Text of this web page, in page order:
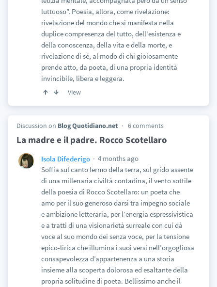
luttuoso”. Poesia, allora, come rivelazione:
rivelazione del mondo che si manifesta nella
duplice compresenza del tutto, dell'esistenza e
della conoscenza, della vita e della morte, e
rivelazione di sé, al modo di chi gioiosamente
prende atto, da poeta, di una propria identità
invincibile, libera e leggera.
View
Discussion on Blog Quotidiano.net 6 comments
La madre e il padre. Rocco Scotellaro
Isola Difederigo
4 months ago
Soffia sul canto fermo della terra, sul grido assente
di una millenaria civiltà contadina, il vento sottile
della poesia di Rocco Scotellaro: un poeta che
amo per il suo generoso darsi tra impegno sociale
e ambizione letteraria, per l’energia espressivistica
e a tratti di una visionarietà surreale con cui dà
voce al suo mondo dei senza voce, per la tensione
epico-lirica che illumina i suoi versi nell’orgogliosa
consapevolezza d’appartenenza a una storia
insieme alla scoperta dolorosa ed esaltante della
propria solitudine di poeta. Bellissimo anche il